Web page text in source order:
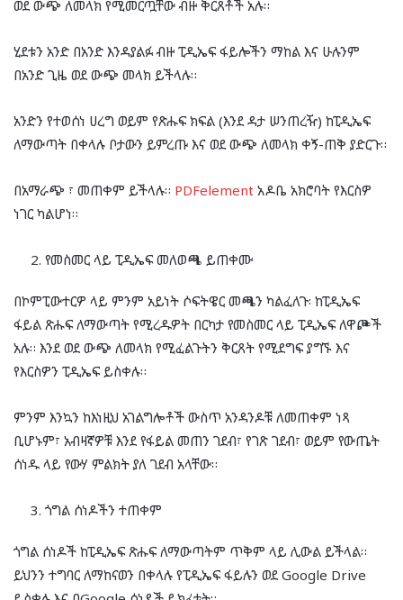
ወደ ውጭ ለመላክ የሚመርጧቸው ብዙ ቅርጸቶች አሉ።
ሂደቱን አንድ በአንድ እንዳያልፉ ብዙ ፒዲኤፍ ፋይሎችን ማከል እና ሁሉንም
በአንድ ጊዜ ወደ ውጭ መላክ ይችላሉ።
አንድን የተወሰነ ሀረግ ወይም የጽሑፍ ክፍል (እንደ ዳታ ሠንጠረዥ) ከፒዲኤፍ
ለማውጣት በቀላሉ ቦታውን ይምረጡ እና ወደ ውጭ ለመላክ ቀኝ-ጠቅ ያድርጉ።
በአማራጭ ፣ መጠቀም ይችላሉ። PDFelement አዶቤ አክሮባት የእርስዎ
ነገር ካልሆነ።
የመስመር ላይ ፒዲኤፍ መለወጫ ይጠቀሙ
በኮምፒውተርዎ ላይ ምንም አይነት ሶፍትዌር መጫን ካልፈለጉ፡ ከፒዲኤፍ
ፋይል ጽሑፍ ለማውጣት የሚረዱዎት በርካታ የመስመር ላይ ፒዲኤፍ ለዋጮች
አሉ። እንደ ወደ ውጭ ለመላክ የሚፈልጉትን ቅርጸት የሚደግፍ ያግኙ እና
የእርስዎን ፒዲኤፍ ይስቀሉ።
ምንም እንኳን ከእነዚህ አገልግሎቶች ውስጥ አንዳንዶቹ ለመጠቀም ነጻ
ቢሆኑም፣ አብዛኛዎቹ እንደ የፋይል መጠን ገደብ፣ የገጽ ገደብ፣ ወይም የውጤት
ሰነዱ ላይ የውሃ ምልክት ያለ ገደብ አላቸው።
ጎግል ሰነዶችን ተጠቀም
ጎግል ሰነዶች ከፒዲኤፍ ጽሑፍ ለማውጣትም ጥቅም ላይ ሊውል ይችላል።
ይህንን ተግባር ለማከናወን በቀላሉ የፒዲኤፍ ፋይሉን ወደ Google Drive